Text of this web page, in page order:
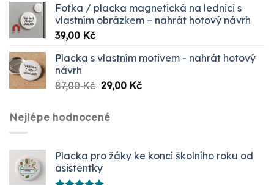
Fotka / placka magnetická na lednici s
vlastním obrázkem – nahrát hotový návrh
39,00 Kč
Placka s vlastním motivem - nahrát hotový
návrh
87,00Kč Původní
byla:
87,00 Kč.
29,00 KčAktuální
Nejlépe hodnocené
Placka pro žáky ke konci školního roku od
asistentky